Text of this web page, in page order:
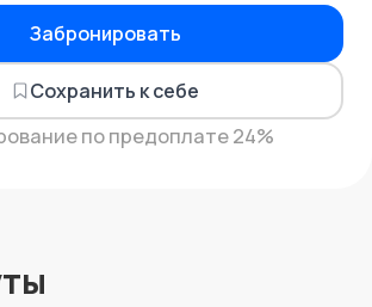
Забронировать
Сохранить к себе
по предоплате 24%